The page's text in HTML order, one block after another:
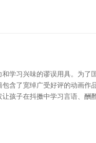
学习兴味的谬误用具。为
含了宽绰广受好评的动画
孩子在抖擞中学习言语、